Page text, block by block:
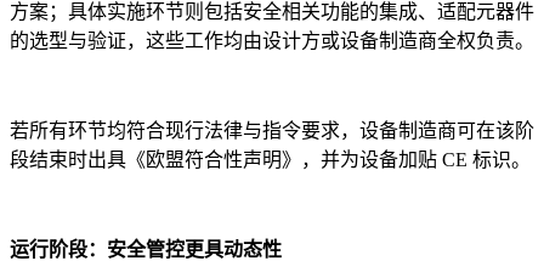
方案；具体实施环节则包括安全相关功能的集成、适配元器件
的选型与验证，这些工作均由设计方或设备制造商全权负责。
若所有环节均符合现行法律与指令要求，设备制造商可在该阶
段结束时出具《欧盟符合性声明》，并为设备加贴 CE 标识。
运行阶段：安全管控更具动态性